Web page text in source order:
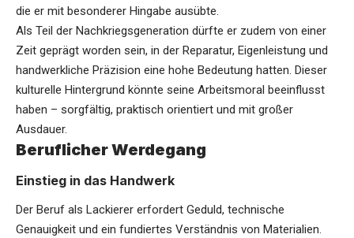
die er mit besonderer Hingabe ausübte.
Als Teil der Nachkriegsgeneration dürfte er zudem von einer
Zeit geprägt worden sein, in der Reparatur, Eigenleistung und
handwerkliche Präzision eine hohe Bedeutung hatten. Dieser
kulturelle Hintergrund könnte seine Arbeitsmoral beeinflusst
haben – sorgfältig, praktisch orientiert und mit großer
Ausdauer.
Beruflicher Werdegang
Einstieg in das Handwerk
Der Beruf als Lackierer erfordert Geduld, technische
Genauigkeit und ein fundiertes Verständnis von Materialien.